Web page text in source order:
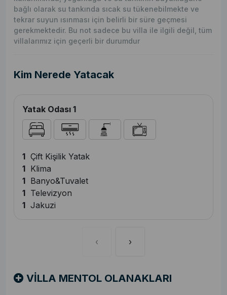
bağlı olarak su tankında sıcak su tükenebilmekte ve
tekrar suyun ısınması için belirli bir süre geçmesi
gerekmektedir. Bu not sadece bu villa ile ilgili değil, tüm
villalarımız için geçerli bir durumdur
Kim Nerede Yatacak
Yatak Odası 1
1 Çift Kişilik Yatak
1 Klima
1 Banyo&Tuvalet
1 Televizyon
1 Jakuzi
‹ ›
VİLLA MENTOL OLANAKLARI